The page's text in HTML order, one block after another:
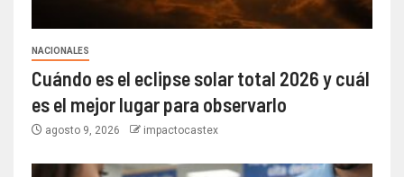
NACIONALES
Cuándo es el eclipse solar total 2026 y cuál
es el mejor lugar para observarlo
agosto 9, 2026 impactocastex